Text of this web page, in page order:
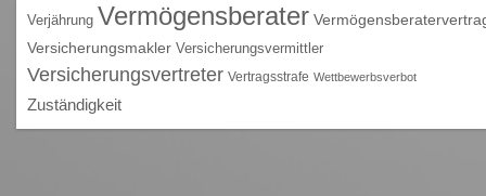
Verjährung Vermögensberater
Versicherungsmakler Versicherungsvermittler
Versicherungsvertreter Vertragsstrafe Wettbewerbsverbot
Zuständigkeit